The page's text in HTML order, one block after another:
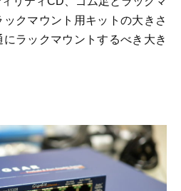
クマウント用キットの大きさ
ラックマウントするべき大き